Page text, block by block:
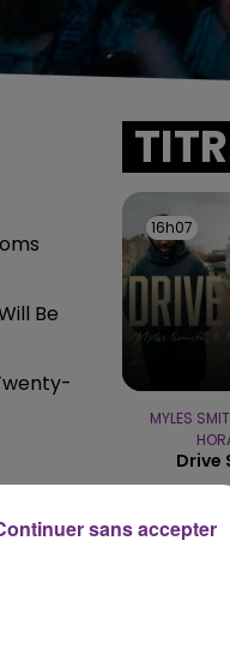
19h15 -
LA
Be
16h07
16h07
MYLES
Drive
16h00
16h00
sans accepter